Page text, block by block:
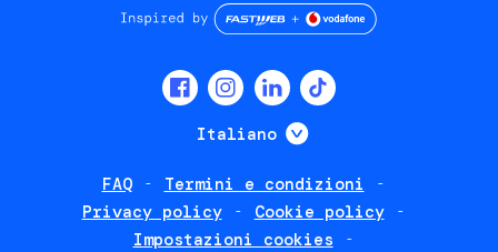
Italiano Mostra ulteriori
FAQ
Termini e condizioni
Privacy policy
Cookie policy
Impostazioni cookies